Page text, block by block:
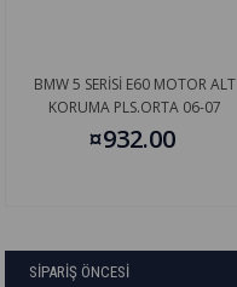
BMW 5 SERİSİ E60 MOTOR ALT
KORUMA PLS.ORTA 06-07
51757138601
¤932.00
SİPARİŞ ÖNCESİ